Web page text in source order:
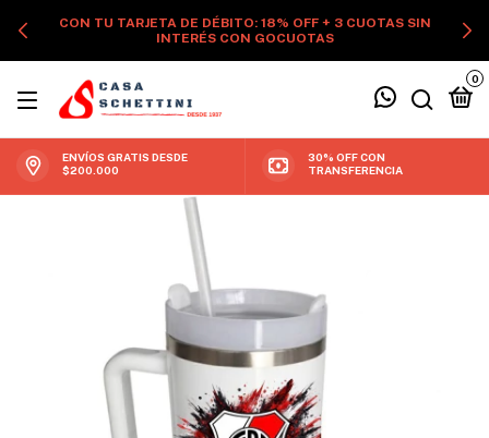
CON TU TARJETA DE DÉBITO: 18% OFF + 3 CUOTAS SIN
INTERÉS CON GOCUOTAS
0
ENVÍOS GRATIS DESDE
$200.000
30% OFF CON
TRANSFERENCIA